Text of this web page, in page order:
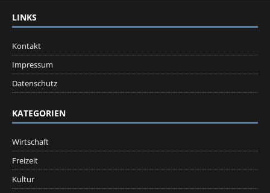
LINKS
Kontakt
Impressum
Datenschutz
KATEGORIEN
Wirtschaft
Freizeit
Kultur